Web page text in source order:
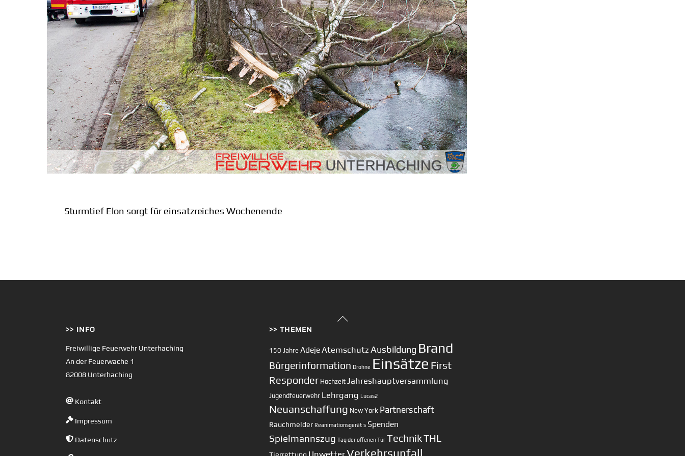
Sturmtief Elon sorgt für einsatzreiches Wochenende
Back
>> INFO
Freiwillige Feuerwehr Unterhaching
An der Feuerwache 1
82008 Unterhaching
Kontakt
Impressum
Datenschutz
>> THEMEN
150 Jahre AdejeAtemschutz Ausbildung Brand
Bürgerinformation Drohne Einsätze First
Responder Hochzeit Jahreshauptversammlung
Jugendfeuerwehr Lehrgang Lucas2
Neuanschaffung New York Partnerschaft
Rauchmelder Reanimationsgerät s Spenden
Spielmannszug Tag der offenen Tür TechnikTHL
Tierrettung UnwetterVerkehrsunfall